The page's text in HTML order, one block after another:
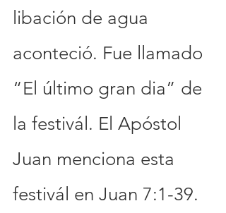
libación de agua
aconteció. Fue llamado
“El último gran dia” de
la festivál. El Apóstol
Juan menciona esta
festivál en Juan 7:1-39.